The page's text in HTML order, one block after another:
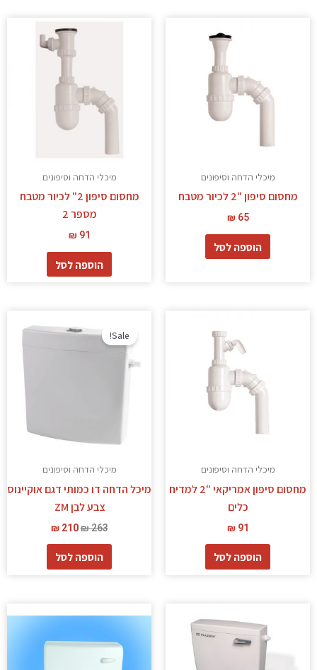
מיכלי הדחה וסיפונים
מחסום סיפון "2 לכיור מטבח
₪ 65
הוספה לסל
מיכלי הדחה וסיפונים
מחסום סיפון 2" לכיור מטבח
מספר 2
₪ 91
הוספה לסל
מיכלי הדחה וסיפונים
מחסום סיפון אמריקאי "2 למדיח
כלים
₪ 91
הוספה לסל
Sale!
מיכלי הדחה וסיפונים
מיכל הדחה דו כמותי דגם אוקיינוס
צבע לבן ZM
₪263
המקורי
₪ 210
הנוכחי
הוספה לסל